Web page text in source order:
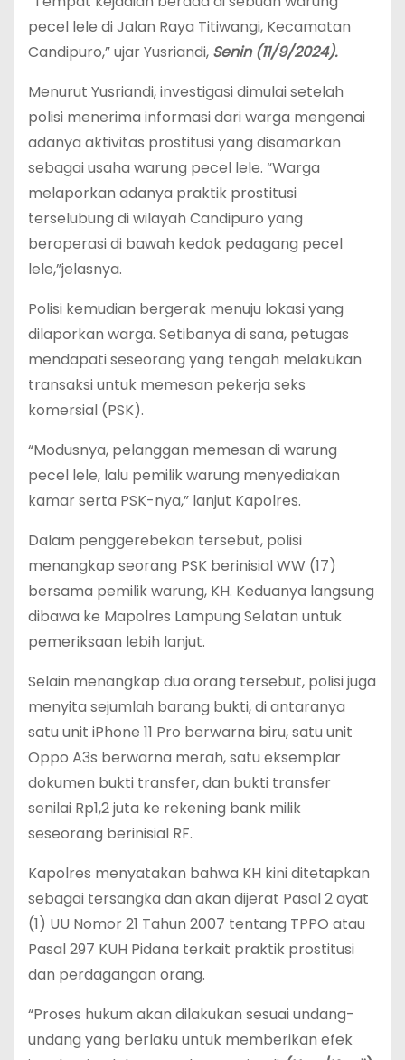
pecel lele di Jalan Raya Titiwangi, Kecamatan
Candipuro,” ujar Yusriandi, Senin (11/9/2024).
Menurut Yusriandi, investigasi dimulai setelah
polisi menerima informasi dari warga mengenai
adanya aktivitas prostitusi yang disamarkan
sebagai usaha warung pecel lele. “Warga
melaporkan adanya praktik prostitusi
terselubung di wilayah Candipuro yang
beroperasi di bawah kedok pedagang pecel
lele,”jelasnya.
Polisi kemudian bergerak menuju lokasi yang
dilaporkan warga. Setibanya di sana, petugas
mendapati seseorang yang tengah melakukan
transaksi untuk memesan pekerja seks
komersial (PSK).
“Modusnya, pelanggan memesan di warung
pecel lele, lalu pemilik warung menyediakan
kamar serta PSK-nya,” lanjut Kapolres.
Dalam penggerebekan tersebut, polisi
menangkap seorang PSK berinisial WW (17)
bersama pemilik warung, KH. Keduanya langsung
dibawa ke Mapolres Lampung Selatan untuk
pemeriksaan lebih lanjut.
Selain menangkap dua orang tersebut, polisi juga
menyita sejumlah barang bukti, di antaranya
satu unit iPhone 11 Pro berwarna biru, satu unit
Oppo A3s berwarna merah, satu eksemplar
dokumen bukti transfer, dan bukti transfer
senilai Rp1,2 juta ke rekening bank milik
seseorang berinisial RF.
Kapolres menyatakan bahwa KH kini ditetapkan
sebagai tersangka dan akan dijerat Pasal 2 ayat
(1) UU Nomor 21 Tahun 2007 tentang TPPO atau
Pasal 297 KUH Pidana terkait praktik prostitusi
dan perdagangan orang.
“Proses hukum akan dilakukan sesuai undang-
undang yang berlaku untuk memberikan efek